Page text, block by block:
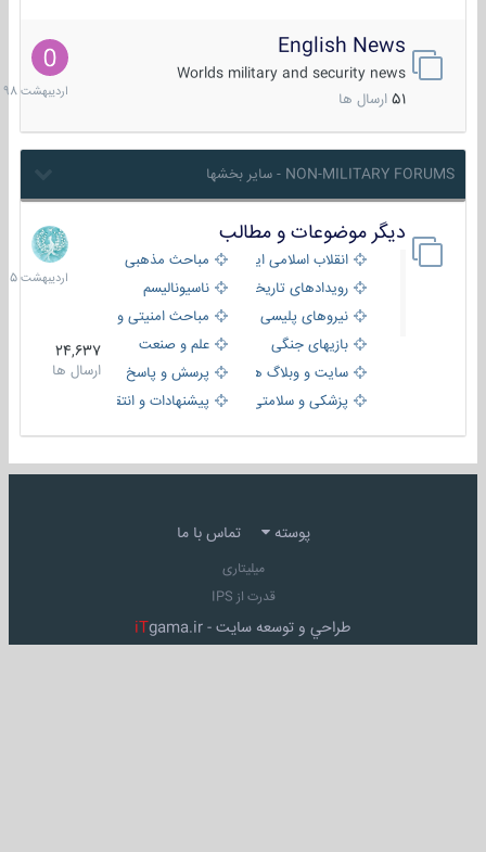
English News
Worlds military and security news
51 ارسال ها
10
1398
NON-MILITARY FORUMS - سایر بخشها
دیگر موضوعات و مطالب
انقلاب اسلامی ایران
مباحث مذهبی
رویدادهای تاریخی و مذهبیناسیونالیسم
نیروهای پلیسی
مباحث امنیتی و اطلاعاتی
بازیهای جنگی
علم و صنعت
سایت و وبلاگ ها
پرسش و پاسخ
پزشکی و سلامتی
پیشنهادات و انتقادات
24,637
ارسال ها
8
1405
پوسته تماس با ما
میلیتاری
قدرت از IPS
طراحي و توسعه سايت - iTgama.ir